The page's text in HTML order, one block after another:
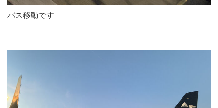
バス移動です